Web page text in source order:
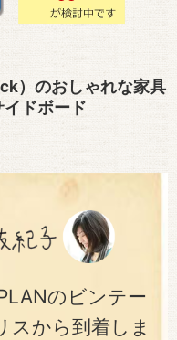
）のおしゃれな家具
ドボード
のビンテー
スから到着しま